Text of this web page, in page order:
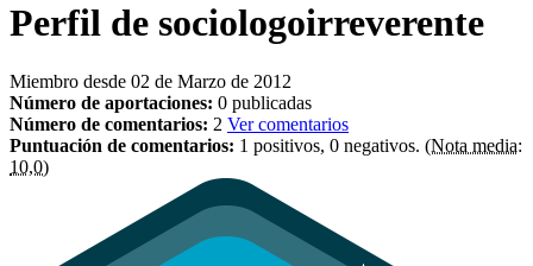
Perfil de sociologoirreverente
Miembro desde 02 de Marzo de 2012
Número de aportaciones: 0 publicadas
Número de comentarios: 2 Ver comentarios
Puntuación de comentarios: 1 positivos, 0 negativos. (Nota media:
10,0)